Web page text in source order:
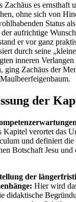
es ernsthaft
ohne sich von
Status
aufrichtige
er vor ganz
durch seine
inneren
ging Zachäus der
der
Kapitel verortet das
und definiert die
Botschaft Jesu
der
Hier wird
didaktische